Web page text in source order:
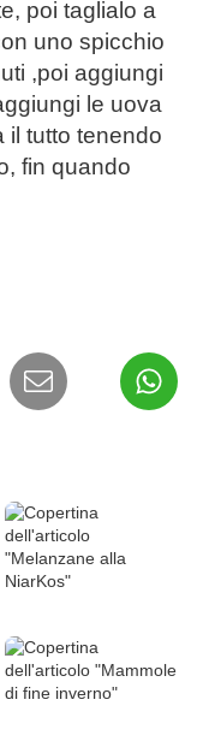
poi taglialo a
uno spicchio
,poi aggiungi
le uova
il tutto tenendo
fin quando